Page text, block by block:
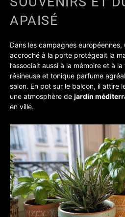
APAISÉ
Dans les campagnes
accroché à la porte protégeait la
l’associait aussi à la mémoire et à
résineuse et tonique parfume
salon. En pot sur le balcon, il attire
une atmosphère de jardin
en ville.